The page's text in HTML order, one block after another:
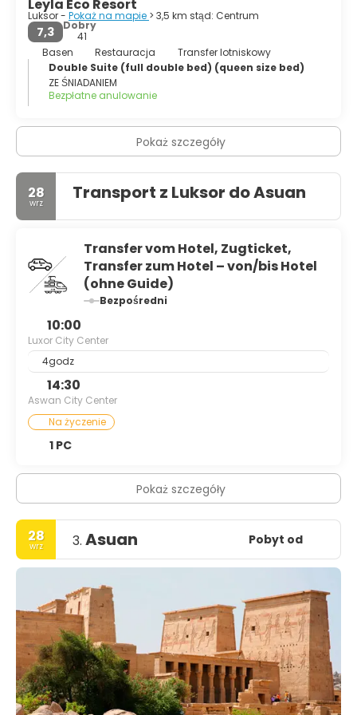
Leyla Eco Resort
Luksor - Pokaż na mapie > 3,5 km stąd: Centrum
7,3
Dobry
41
Basen
Restauracja
Transfer lotniskowy
Double Suite (full double bed) (queen size bed)
ZE ŚNIADANIEM
Bezpłatne anulowanie
Pokaż szczegóły
28
wrz Transport z Luksor do Asuan
Transfer vom Hotel, Zugticket,
Transfer zum Hotel – von/bis Hotel
(ohne Guide)
Bezpośredni
10:00
Luxor City Center
4godz
14:30
Aswan City Center
Na życzenie
1 PC
Pokaż szczegóły
28
wrz 3. Asuan Pobyt od